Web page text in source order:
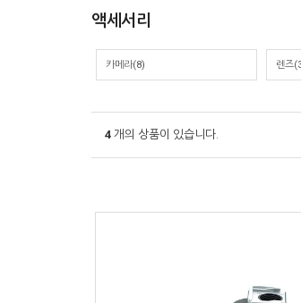
액세서리
카메라(8) 렌즈
4 개의 상품이 있습니다.